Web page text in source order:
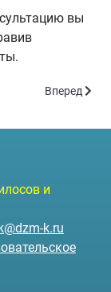
вы
РГСП-
Следующий:
Вперед
и
k.ru